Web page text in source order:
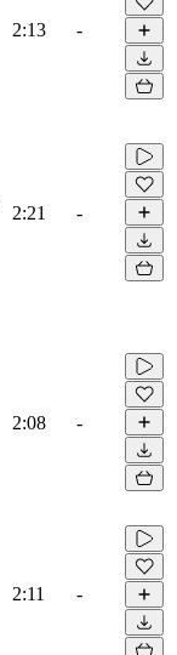
2:13 -
2:21 -
2:08 -
2:11 -